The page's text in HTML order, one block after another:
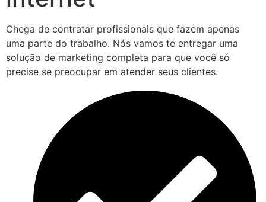
Chega de contratar profissionais que fazem apenas
uma parte do trabalho. Nós vamos te entregar uma
solução de marketing completa para que você só
precise se preocupar em atender seus clientes.